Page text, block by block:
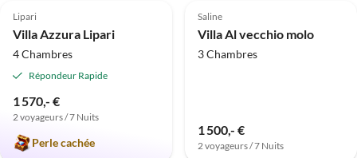
Lipari
Villa Azzura Lipari
4 Chambres
Répondeur Rapide
1 570,- €
2 voyageurs / 7 Nuits
Perle cachée
Saline
Villa Al vecchio molo
3 Chambres
1 500,- €
2 voyageurs / 7 Nuits